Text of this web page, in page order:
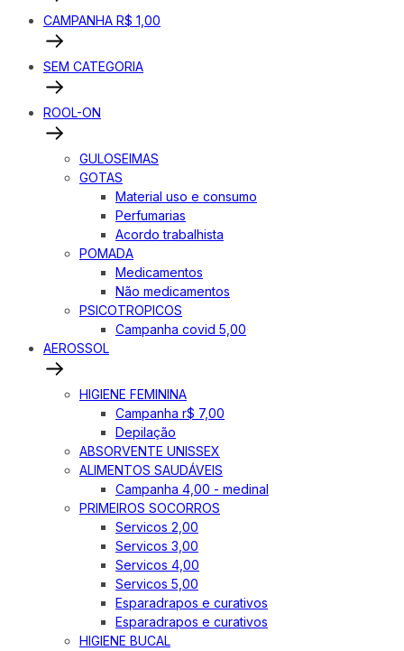
CAMPANHA R$ 1,00
SEM CATEGORIA
ROOL-ON
GULOSEIMAS
GOTAS
Material uso e consumo
Perfumarias
Acordo trabalhista
POMADA
Medicamentos
Não medicamentos
PSICOTROPICOS
Campanha covid 5,00
AEROSSOL
HIGIENE FEMININA
Campanha r$ 7,00
Depilação
ABSORVENTE UNISSEX
ALIMENTOS SAUDÁVEIS
Campanha 4,00 - medinal
PRIMEIROS SOCORROS
Servicos 2,00
Servicos 3,00
Servicos 4,00
Servicos 5,00
Esparadrapos e curativos
Esparadrapos e curativos
HIGIENE BUCAL